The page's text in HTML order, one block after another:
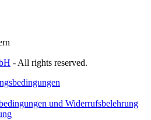
- All rights reserved.
und Widerrufsbelehrung